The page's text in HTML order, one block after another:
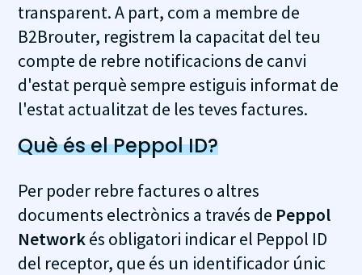
transparent. A part, com a membre de
B2Brouter, registrem la capacitat del teu
compte de rebre notificacions de canvi
d'estat perquè sempre estiguis informat de
l'estat actualitzat de les teves factures.
Què és el Peppol ID?
Per poder rebre factures o altres
documents electrònics a través de Peppol
Networkés obligatori indicar el Peppol ID
del receptor, que és un identificador únic